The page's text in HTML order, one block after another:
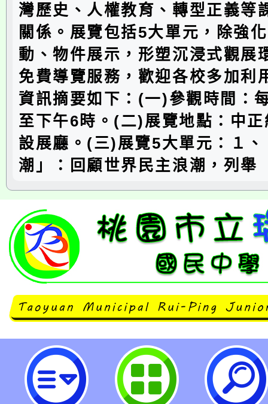
灣歷史、人權教育、轉型正義等
關係。展覽包括5大單元，除強
動、物件展示，形塑沉浸式觀展
免費導覽服務，歡迎各校多加利
資訊摘要如下：(一)參觀時間：
至下午6時。(二)展覽地點：中
設展廳。(三)展覽5大單元：１
潮」：回顧世界民主浪潮，列舉
neilrpjhstyc網站設計者：徐嘉